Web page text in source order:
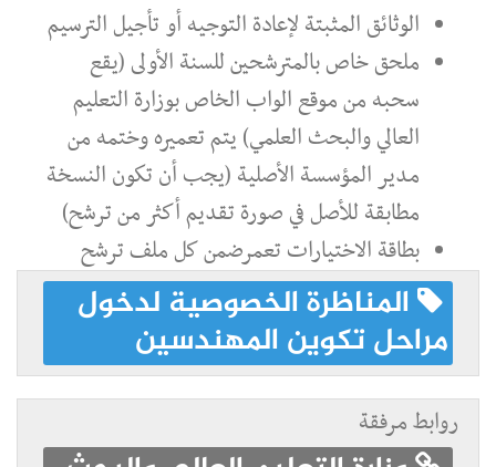
الوثائق المثبتة لإعادة التوجيه أو تأجيل الترسيم
ملحق خاص بالمترشحين للسنة الأولى (يقع
سحبه من موقع الواب الخاص بوزارة التعليم
العالي والبحث العلمي) يتم تعميره وختمه من
مدير المؤسسة الأصلية (يجب أن تكون النسخة
مطابقة للأصل في صورة تقديم أكثر من ترشح)
بطاقة الاختيارات تعمرضمن كل ملف ترشح
المناظرة الخصوصية لدخول
مراحل تكوين المهندسين
روابط مرفقة